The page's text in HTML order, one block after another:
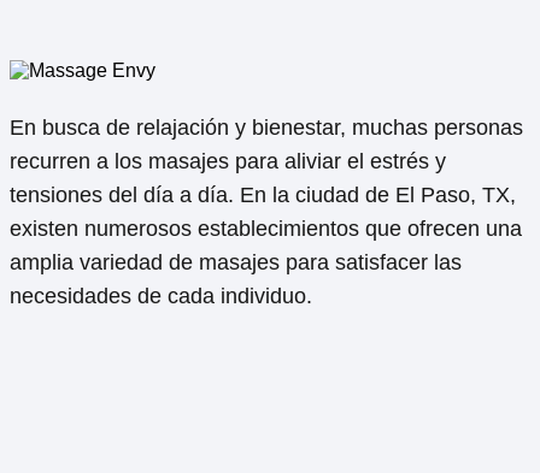
En busca de relajación y bienestar, muchas personas
recurren a los masajes para aliviar el estrés y
tensiones del día a día. En la ciudad de El Paso, TX,
existen numerosos establecimientos que ofrecen una
amplia variedad de masajes para satisfacer las
necesidades de cada individuo.